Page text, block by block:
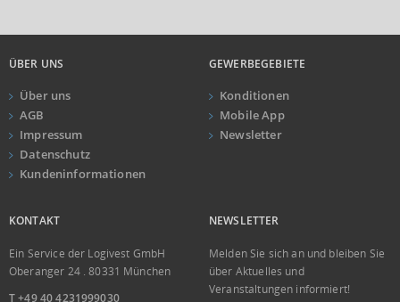
ÜBER UNS
Über uns
AGB
Impressum
Datenschutz
Kundeninformationen
GEWERBEGEBIETE
Konditionen
Mobile App
Newsletter
KONTAKT
Ein Service der Logivest GmbH
Oberanger 24 . 80331 München
T +49 40 4231999030
NEWSLETTER
Melden Sie sich an und bleiben Sie
über Aktuelles und
Veranstaltungen informiert!